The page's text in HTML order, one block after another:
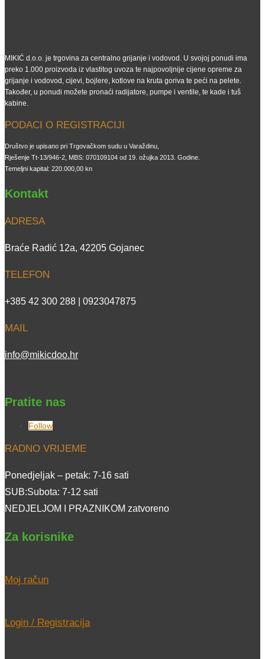
MIKIĆ d.o.o. je trgovina za centralno grijanje i vodovod. U svojoj ponudi ima
preko 1.000 proizvoda iz vlastitog uvoza te najpovoljnije cijene opreme za
grijanje i vodovod, cijevi, bojlere, kotlove na kruta goriva te peći na pelete.
Također, u ponudi možete pronaći radijatore, pumpe i ventile, te kade i tuš
kabine.
PODACI O REGISTRACIJI
Društvo je upisano pri Trgovačkom sudu u Varaždinu,
Rješenje Tt-13/946-2, MBS: 070109104 od 19. ožujka 2013. Godine.
Temeljni kapital: 220.000,00 kn
Kontakt
ADRESA
Braće Radić 12a, 42205 Gojanec
TELEFON
+385 42 300 288 | 0923047875
MAIL
info@mikicdoo.hr
Pratite nas
Follow
RADNO VRIJEME
Ponedjeljak – petak: 7-16 sati
SUB:Subota: 7-12 sati
NEDJELJOM I PRAZNIKOM zatvoreno
Za korisnike
Moj račun
Login / Registracija